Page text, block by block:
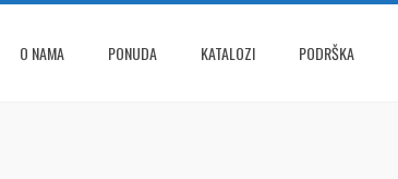
O NAMA PONUDA KATALOZI PODRŠKA